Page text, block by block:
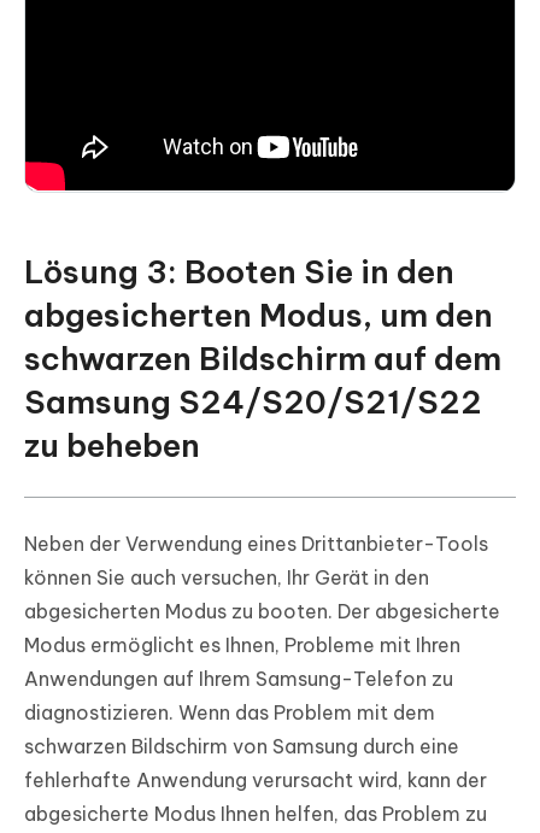
Lösung 3: Booten Sie in den
abgesicherten Modus, um den
schwarzen Bildschirm auf dem
Samsung S24/S20/S21/S22
zu beheben
Neben der Verwendung eines Drittanbieter-Tools
können Sie auch versuchen, Ihr Gerät in den
abgesicherten Modus zu booten. Der abgesicherte
Modus ermöglicht es Ihnen, Probleme mit Ihren
Anwendungen auf Ihrem Samsung-Telefon zu
diagnostizieren. Wenn das Problem mit dem
schwarzen Bildschirm von Samsung durch eine
fehlerhafte Anwendung verursacht wird, kann der
abgesicherte Modus Ihnen helfen, das Problem zu